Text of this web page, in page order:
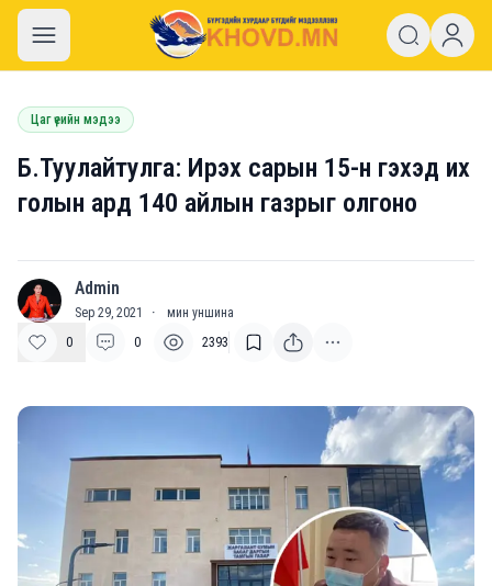
khovd.mn
Цаг үеийн мэдээ
Б.Туулайтулга: Ирэх сарын 15-н гэхэд их
голын ард 140 айлын газрыг олгоно
A Admin
Sep 29, 2021 ·
мин уншина
0
0 2393